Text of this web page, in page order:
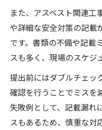
順
建設工事計画
意点
工事計画書作
介
建設工事計画
例
建設現場で使え
また、アスベスト関連工
や詳細な安全対策の記載
です。書類の不備や記載
スも多く、現場のスケジ
提出前にはダブルチェッ
確認を行うことでミスを
失敗例として、記載漏れ
スもあるため、慎重な対